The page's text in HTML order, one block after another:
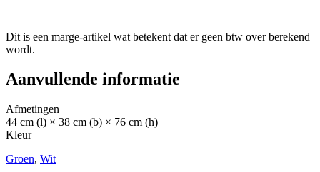
Dit is een marge-artikel wat betekent dat er geen btw over berekend
wordt.
Aanvullende informatie
Afmetingen
44 cm (l) × 38 cm (b) × 76 cm (h)
Kleur
Groen, Wit